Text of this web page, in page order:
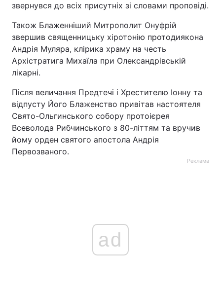
звернувся до всіх присутніх зі словами проповіді.
Також Блаженніший Митрополит Онуфрій
звершив священницьку хіротонію протодиякона
Андрія Муляра, клірика храму на честь
Архістратига Михаїла при Олександрівській
лікарні.
Після величання Предтечі і Хрестителю Іонну та
відпусту Його Блаженство привітав настоятеля
Свято-Ольгинського собору протоієрея
Всеволода Рибчинського з 80-літтям та вручив
йому орден святого апостола Андрія
Первозваного.
Реклама
ad